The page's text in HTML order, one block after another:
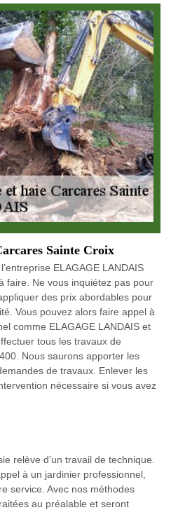
Sainte Croix
ELAGAGE LANDAIS
faire. Ne vous inquiétez pas pour
des prix abordables pour
Vous pouvez alors faire appel à
comme ELAGAGE LANDAIS et
tous les travaux de
Nous saurons apporter les
de travaux. Enlever les
nécessaire si vous avez
relève d’un travail de technique.
à un jardinier professionnel,
service. Avec nos méthodes
au préalable et seront